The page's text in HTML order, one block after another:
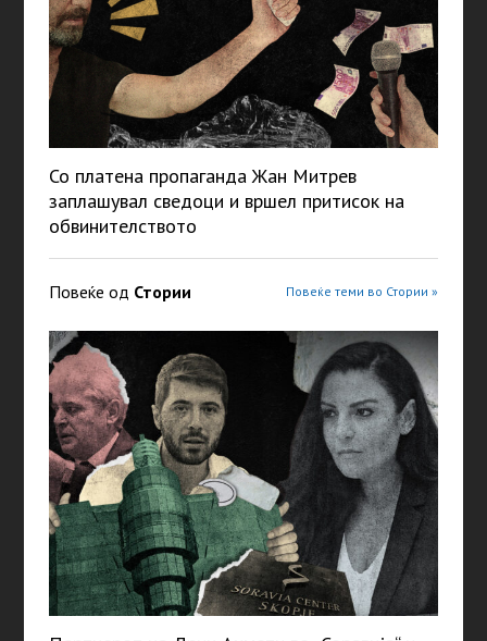
Со платена пропаганда Жан Митрев
заплашувал сведоци и вршел притисок на
обвинителството
Повеќе од Стории Повеќе теми во Стории »